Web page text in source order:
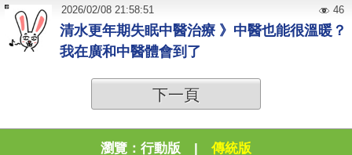
清水更年期失眠中醫治療 》中醫也能很溫暖？
我在廣和中醫體會到了
2026/02/08 21:58:51 46
下一頁
瀏覽： 行動版 | 傳統版